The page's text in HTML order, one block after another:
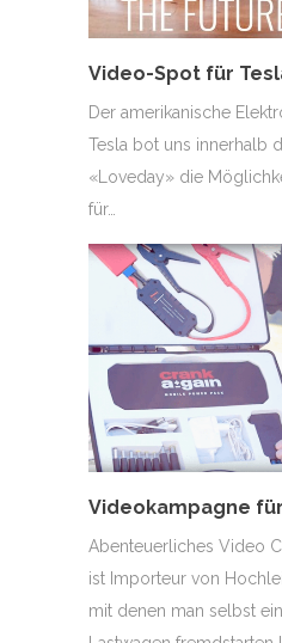
Video-Spot für
Der amerikanische
Tesla bot uns innerhalb
«Loveday» die
für…
Videokampagne
Abenteuerliches Video
ist Importeur von
mit denen man selbst